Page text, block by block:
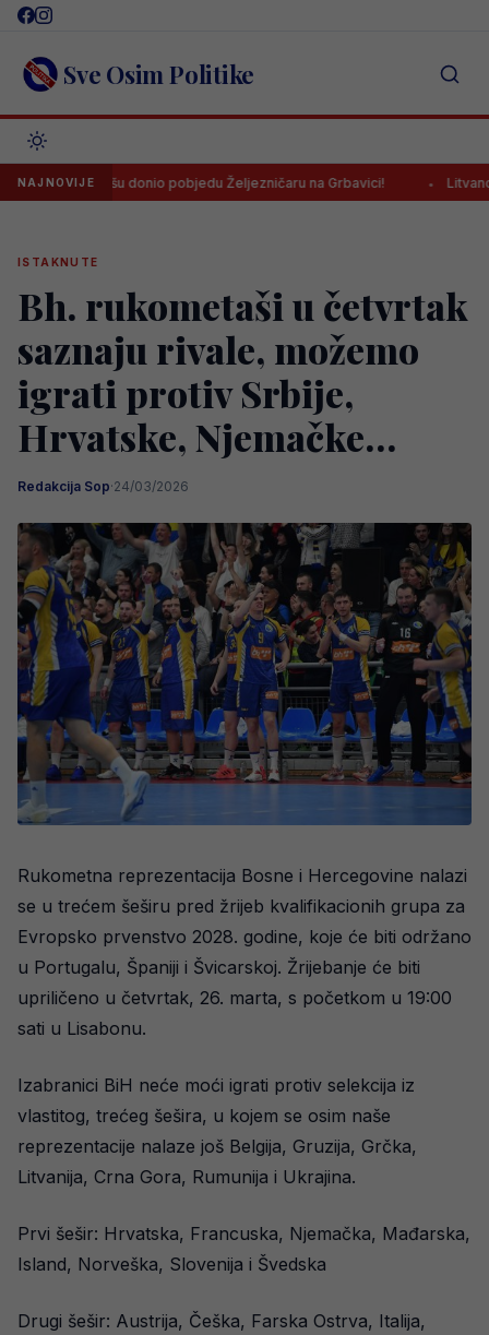
Skip
content Sve Osim Politike
NAJNOVIJE
finišu donio pobjedu Željezničaru na Grbavici! Litvanci u
ISTAKNUTE
Bh. rukometaši u četvrtak
saznaju rivale, možemo
igrati protiv Srbije,
Hrvatske, Njemačke…
Redakcija Sop·24/03/2026
Rukometna reprezentacija Bosne i Hercegovine nalazi
se u trećem šeširu pred žrijeb kvalifikacionih grupa za
Evropsko prvenstvo 2028. godine, koje će biti održano
u Portugalu, Španiji i Švicarskoj. Žrijebanje će biti
upriličeno u četvrtak, 26. marta, s početkom u 19:00
sati u Lisabonu.
Izabranici BiH neće moći igrati protiv selekcija iz
vlastitog, trećeg šešira, u kojem se osim naše
reprezentacije nalaze još Belgija, Gruzija, Grčka,
Litvanija, Crna Gora, Rumunija i Ukrajina.
Prvi šešir: Hrvatska, Francuska, Njemačka, Mađarska,
Island, Norveška, Slovenija i Švedska
Drugi šešir: Austrija, Češka, Farska Ostrva, Italija,